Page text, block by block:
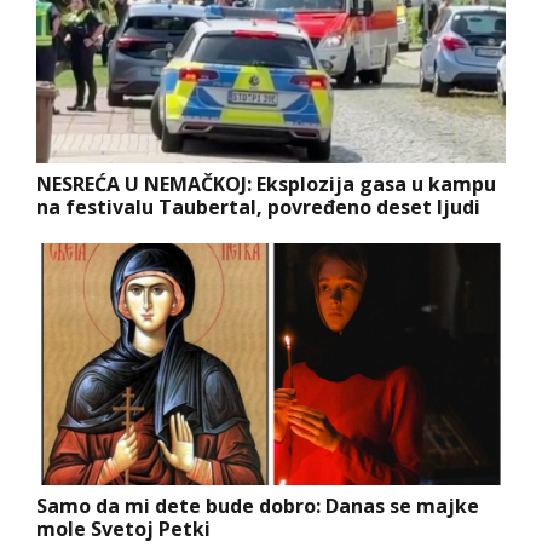
NESREĆA U NEMAČKOJ: Eksplozija gasa u kampu
na festivalu Taubertal, povređeno deset ljudi
Samo da mi dete bude dobro: Danas se majke
mole Svetoj Petki